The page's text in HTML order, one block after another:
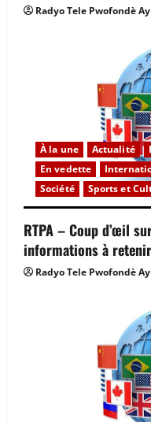
Radyo Tele Pwofondè
À la une Actualité
En vedette
Société
Sports et
RTPA – Coup d’œil
informations à
Radyo Tele Pwofondè